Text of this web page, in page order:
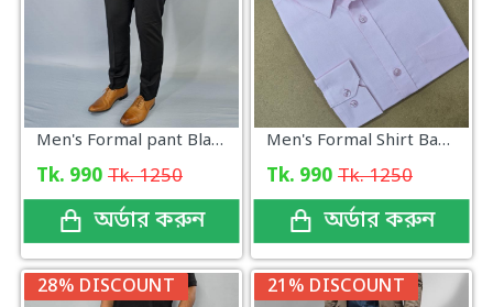
Men's Formal pant Black
Tk. 990 Tk. 1250
অর্ডার করুন
Men's Formal Shirt Baby Pink
Tk. 990 Tk. 1250
অর্ডার করুন
28% DISCOUNT 21% DISCOUNT